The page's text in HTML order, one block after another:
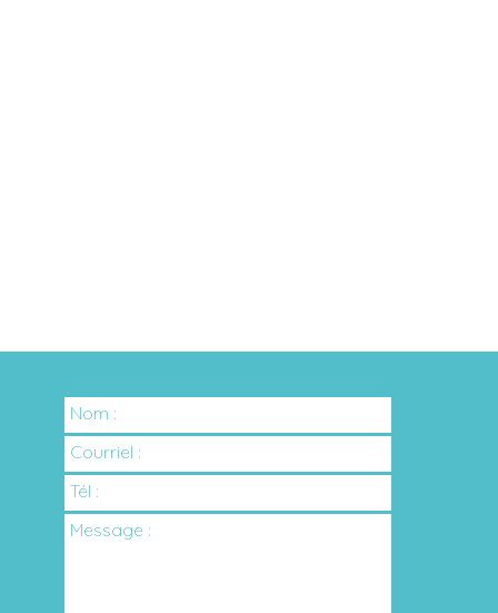
Nom :
Courriel :
Tél :
Message :